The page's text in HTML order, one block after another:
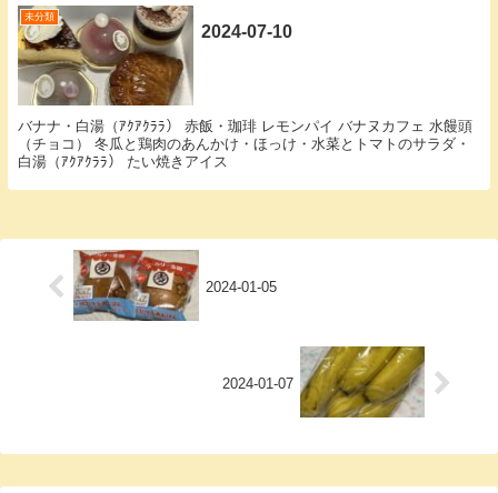
未分類
2024-07-10
バナナ・白湯（ｱｸｱｸﾗﾗ） 赤飯・珈琲 レモンパイ バナヌカフェ 水饅頭
（チョコ） 冬瓜と鶏肉のあんかけ・ほっけ・水菜とトマトのサラダ・
白湯（ｱｸｱｸﾗﾗ） たい焼きアイス
2024-01-05
2024-01-07